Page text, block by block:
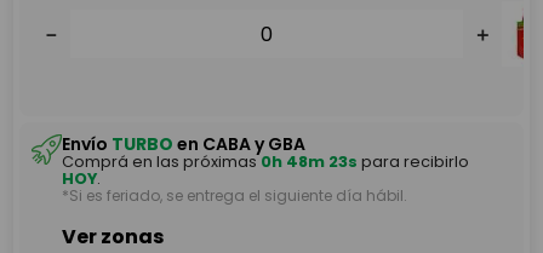
＋
－
Envío TURBO en CABA y GBA
Comprá en las próximas0h 48m 23s para recibirlo
HOY.
*Si es feriado, se entrega el siguiente día hábil.
Ver zonas